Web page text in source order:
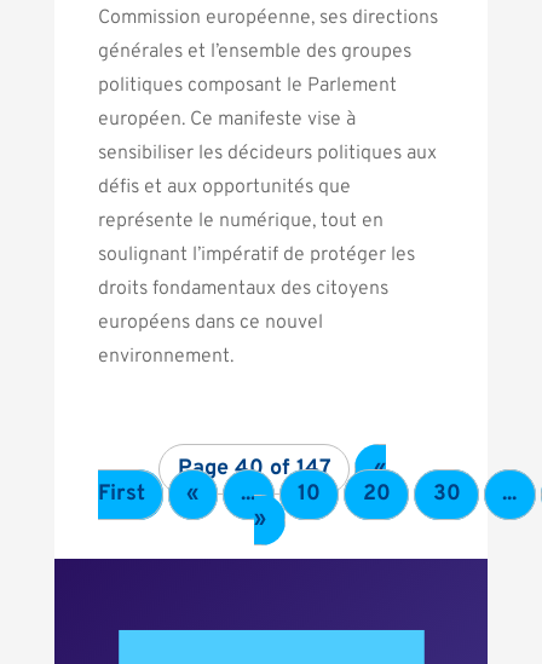
Commission européenne, ses directions
générales et l’ensemble des groupes
politiques composant le Parlement
européen. Ce manifeste vise à
sensibiliser les décideurs politiques aux
défis et aux opportunités que
représente le numérique, tout en
soulignant l’impératif de protéger les
droits fondamentaux des citoyens
européens dans ce nouvel
environnement.
Page 40 of 147
«
First
« ... 10 20 30
...
»